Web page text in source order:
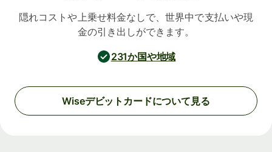
隠れコストや上乗せ料金なしで、世界中で支払いや現
金の引き出しができます。
231か国や地域
Wiseデビットカードについて見る